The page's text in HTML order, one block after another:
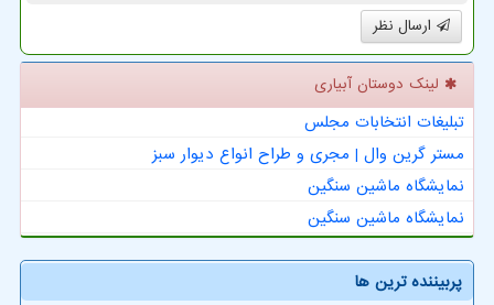
ارسال نظر
لینک دوستان آبیاری
تبلیغات انتخابات مجلس
مستر گرین وال | مجری و طراح انواع دیوار سبز
نمایشگاه ماشین سنگین
نمایشگاه ماشین سنگین
پربیننده ترین ها